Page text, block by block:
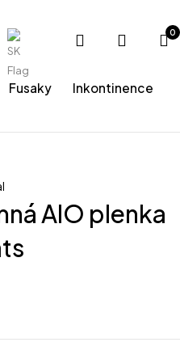
0
Fusaky
Inkontinence
AIO plenka